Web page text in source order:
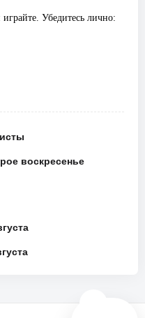
Убедитесь лично:
воскресенье